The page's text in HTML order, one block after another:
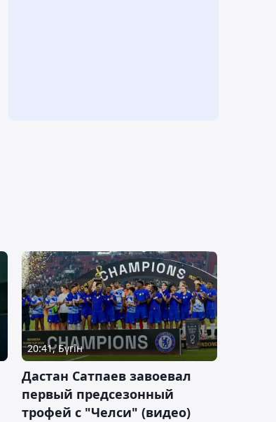
20:41, Бүгін
Дастан Сатпаев завоевал
первый предсезонный
трофей с "Челси" (видео)